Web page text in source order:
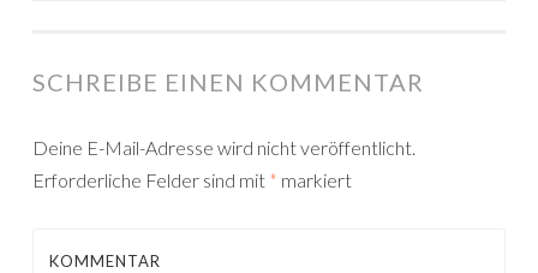
SCHREIBE EINEN KOMMENTAR
Deine E-Mail-Adresse wird nicht veröffentlicht.
Erforderliche Felder sind mit * markiert
KOMMENTAR